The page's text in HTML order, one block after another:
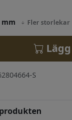
mm
Fler storlekar
S